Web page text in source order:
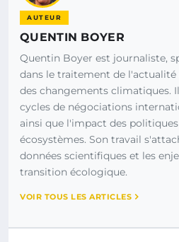
AUTEUR
QUENTIN BOYER
Quentin Boyer est journaliste,
dans le traitement de
des changements climatiques.
cycles de négociations
ainsi que l'impact des
écosystèmes. Son travail
données scientifiques et les
transition écologique.
VOIR TOUS LES ARTICLES